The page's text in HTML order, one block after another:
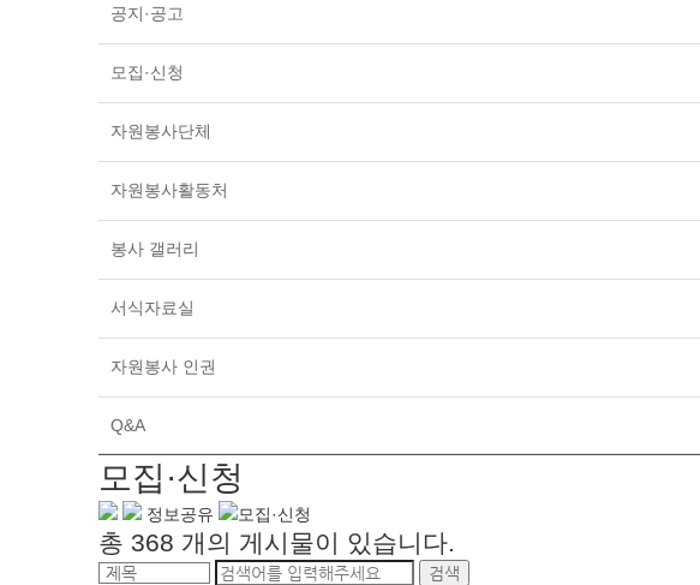
공지·공고
모집·신청
자원봉사단체
자원봉사활동처
봉사 갤러리
서식자료실
자원봉사 인권
Q&A
모집·신청
정보공유 모집·신청
총 368 개의 게시물이 있습니다.
검색